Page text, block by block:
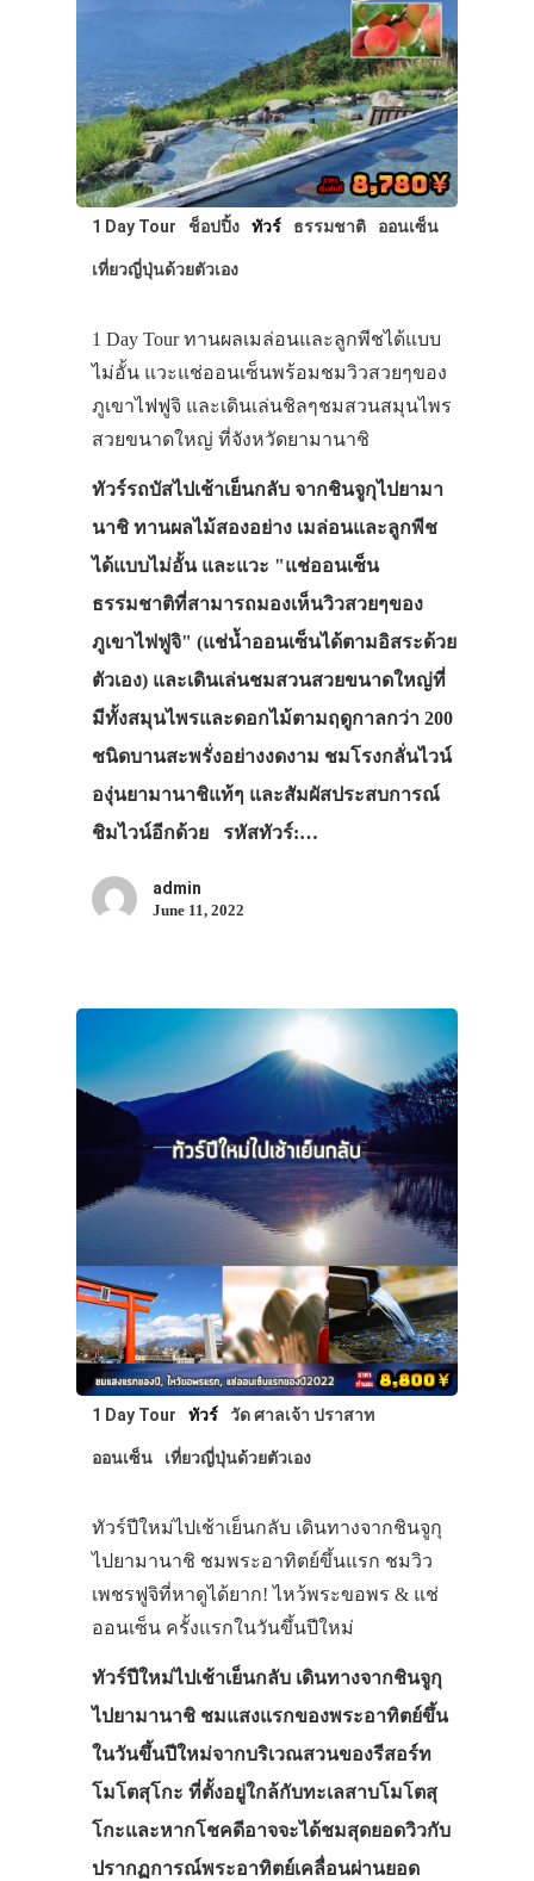
1 Day Tour ช็อปปิ้ง ทัวร์ ธรรมชาติ ออนเซ็น
เที่ยวญี่ปุ่นด้วยตัวเอง
1 Day Tour ทานผลเมล่อนและลูกพีชได้แบบ
ไม่อั้น แวะแช่ออนเซ็นพร้อมชมวิวสวยๆของ
ภูเขาไฟฟูจิ และเดินเล่นชิลๆชมสวนสมุนไพร
สวยขนาดใหญ่ ที่จังหวัดยามานาชิ
ทัวร์รถบัสไปเช้าเย็นกลับ จากชินจูกุไปยามา
นาชิ ทานผลไม้สองอย่าง เมล่อนและลูกพีช
ได้แบบไม่อั้น และแวะ "แช่ออนเซ็น
ธรรมชาติที่สามารถมองเห็นวิวสวยๆของ
ภูเขาไฟฟูจิ" (แช่น้ำออนเซ็นได้ตามอิสระด้วย
ตัวเอง) และเดินเล่นชมสวนสวยขนาดใหญ่ที่
มีทั้งสมุนไพรและดอกไม้ตามฤดูกาลกว่า 200
ชนิดบานสะพรั่งอย่างงดงาม ชมโรงกลั่นไวน์
องุ่นยามานาชิแท้ๆ และสัมผัสประสบการณ์
ชิมไวน์อีกด้วย รหัสทัวร์:…
admin
June 11, 2022
1 Day Tour ทัวร์ วัด ศาลเจ้า ปราสาท
ออนเซ็น เที่ยวญี่ปุ่นด้วยตัวเอง
ทัวร์ปีใหม่ไปเช้าเย็นกลับ เดินทางจากชินจูกุ
ไปยามานาชิ ชมพระอาทิตย์ขึ้นแรก ชมวิว
เพชรฟูจิที่หาดูได้ยาก! ไหว้พระขอพร & แช่
ออนเซ็น ครั้งแรกในวันขึ้นปีใหม่
ทัวร์ปีใหม่ไปเช้าเย็นกลับ เดินทางจากชินจูกุ
ไปยามานาชิ ชมแสงแรกของพระอาทิตย์ขึ้น
ในวันขึ้นปีใหม่จากบริเวณสวนของรีสอร์ท
โมโตสุโกะ ที่ตั้งอยู่ใกล้กับทะเลสาบโมโตสุ
โกะและหากโชคดีอาจจะได้ชมสุดยอดวิวกับ
ปรากฏการณ์พระอาทิตย์เคลื่อนผ่านยอด